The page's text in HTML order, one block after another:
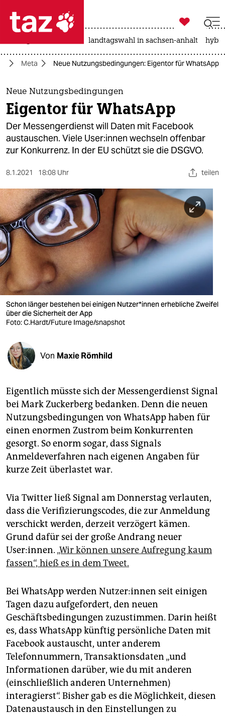
 taz zahl ich
taz zahl ich
themen
politik
öko
sport
berlin
nord
wahrheit
verlag
verlag
shop
fragen & hilfe
unterstützen
abo
genossenschaft
epaper login

taz zahl ich
landtagswahl in sachsen-anhalt
Meta Neue Nutzungsbedingungen: Eigentor für WhatsApp
Neue Nutzungsbedingungen
Eigentor für WhatsApp
Der Messengerdienst will Daten mit Facebook
austauschen. Viele User:innen wechseln offenbar
zur Konkurrenz. In der EU schützt sie die DSGVO.
8.1.2021 18:08 Uhr teilen
Schon länger bestehen bei einigen Nutzer*innen erhebliche Zweifel
über die Sicherheit der App
Foto: C.Hardt/Future Image/snapshot
Von Maxie Römhild
Eigentlich müsste sich der Messengerdienst Signal
bei Mark Zuckerberg bedanken. Denn die neuen
Nutzungsbedingungen von WhatsApp haben für
einen enormen Zustrom beim Konkurrenten
gesorgt. So enorm sogar, dass Signals
Anmeldeverfahren nach eigenen Angaben für
kurze Zeit überlastet war.
Via Twitter ließ Signal am Donnerstag verlauten,
dass die Verifizierungscodes, die zur Anmeldung
verschickt werden, derzeit verzögert kämen.
Grund dafür sei der große Andrang neuer
User:innen. „Wir können unsere Aufregung kaum
fassen“, hieß es in dem Tweet.
Bei WhatsApp werden Nutzer:innen seit einigen
Tagen dazu aufgefordert, den neuen
Geschäftsbedingungen zuzustimmen. Darin heißt
es, dass WhatsApp künftig persönliche Daten mit
Facebook austauscht, unter anderem
Telefonnummern, Transaktionsdaten „und
Informationen darüber, wie du mit anderen
(einschließlich anderen Unternehmen)
interagierst“. Bisher gab es die Möglichkeit, diesen
Datenaustausch in den Einstellungen zu